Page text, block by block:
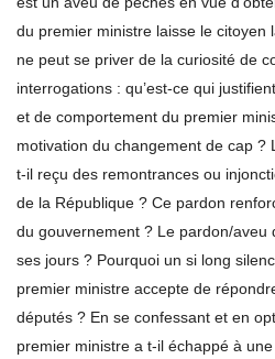
du premier ministre laisse le citoyen
ne peut se priver de la curiosité de
interrogations : qu’est-ce qui
et de comportement du premier
motivation du changement de cap ?
t-il reçu des remontrances ou
de la République ? Ce pardon
du gouvernement ? Le pardon/aveu
ses jours ? Pourquoi un si long
premier ministre accepte de
députés ? En se confessant et en
premier ministre a t-il échappé à